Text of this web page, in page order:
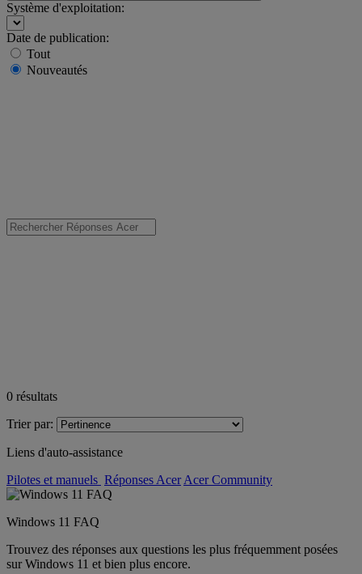
Système d'exploitation:
Date de publication:
Tout
Nouveautés
0 résultats
Trier par:
Liens d'auto-assistance
Pilotes et manuels Réponses Acer Acer Community
Windows 11 FAQ
Trouvez des réponses aux questions les plus fréquemment posées
sur Windows 11 et bien plus encore.